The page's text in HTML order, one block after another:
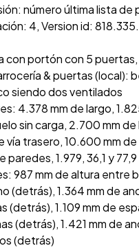
número última lista
4, Version id:
con portón con 5
& puertas (local):
siendo dos ventilados
4.378 mm de largo,
sin carga, 2.700 mm
vía trasero, 10.600 mm
1.979, 36,1 y 77,9
987 mm de altura
1.364 mm de
(detrás), 1.109 mm de
(detrás), 1.421 mm de
(detrás)